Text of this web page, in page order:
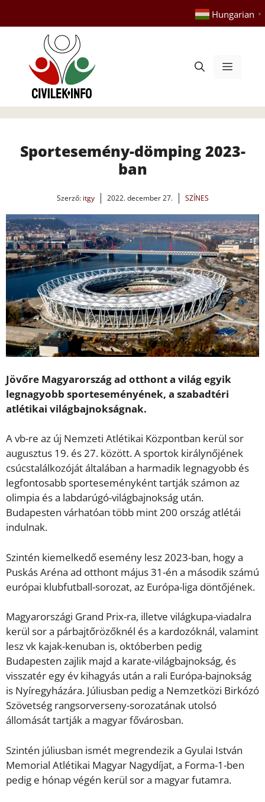
tartalomba
Hungarian ▼
Menü
Sportesemény-dömping 2023-
ban
Szerző: itgy 2022. december 27. SZÍNES
Jövőre Magyarország ad otthont a világ egyik
legnagyobb sporteseményének, a szabadtéri
atlétikai világbajnokságnak.
A vb-re az új Nemzeti Atlétikai Központban kerül sor
augusztus 19. és 27. között. A sportok királynőjének
csúcstalálkozóját általában a harmadik legnagyobb és
legfontosabb sporteseményként tartják számon az
olimpia és a labdarúgó-világbajnokság után.
Budapesten várhatóan több mint 200 ország atlétái
indulnak.
Szintén kiemelkedő esemény lesz 2023-ban, hogy a
Puskás Aréna ad otthont május 31-én a második számú
európai klubfutball-sorozat, az Európa-liga döntőjének.
Magyarországi Grand Prix-ra, illetve világkupa-viadalra
kerül sor a párbajtőrözőknél és a kardozóknál, valamint
lesz vk kajak-kenuban is, októberben pedig
Budapesten zajlik majd a karate-világbajnokság, és
visszatér egy év kihagyás után a rali Európa-bajnokság
is Nyíregyházára. Júliusban pedig a Nemzetközi Birkózó
Szövetség rangsorverseny-sorozatának utolsó
állomását tartják a magyar fővárosban.
Szintén júliusban ismét megrendezik a Gyulai István
Memorial Atlétikai Magyar Nagydíjat, a Forma-1-ben
pedig e hónap végén kerül sor a magyar futamra.